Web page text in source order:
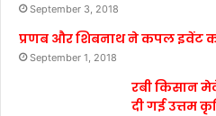
September 3, 2018
प्रणब और शिबनाथ ने कपल इवेंट
September 1, 2018
रबी किसान
दी गई उत्तम